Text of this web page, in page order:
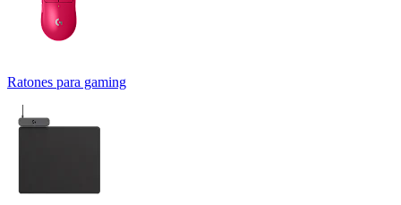
Ratones para gaming